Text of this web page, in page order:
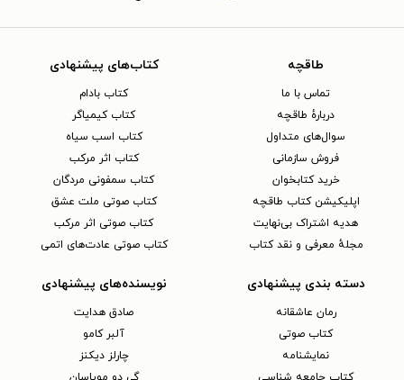
طاقچه
تماس با ما
دربارهٔ طاقچه
سوال‌های متداول
فروش سازمانی
خرید کتابخوان
اپلیکیشن کتاب طاقچه
هدیه اشتراک بی‌نهایت
مجلهٔ معرفی و نقد کتاب
کتاب‌های پیشنهادی
کتاب بادام
کتاب کیمیاگر
کتاب اسب سیاه
کتاب اثر مرکب
کتاب سمفونی مردگان
کتاب صوتی ملت عشق
کتاب صوتی اثر مرکب
کتاب صوتی عادت‌های اتمی
دسته بندی پیشنهادی
رمان عاشقانه
کتاب‌ صوتی
نمایشنامه
نویسنده‌های پیشنهادی
صادق هدایت
آلبر کامو
چارلز دیکنز